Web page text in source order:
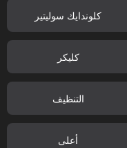
كلوندايك سوليتير
كليكر
التنظيف
أعلى